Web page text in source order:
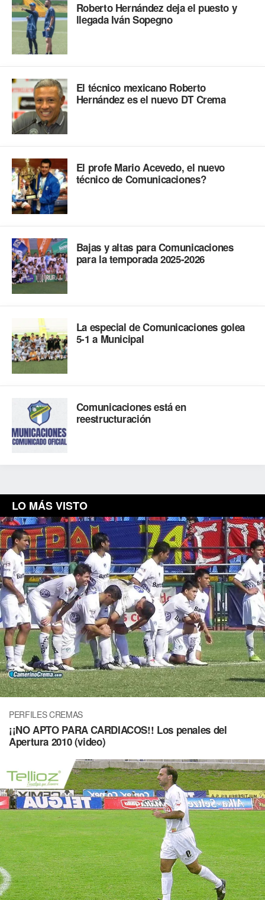
Roberto Hernández deja el puesto y
llegada Iván Sopegno
El técnico mexicano Roberto
Hernández es el nuevo DT Crema
El profe Mario Acevedo, el nuevo
técnico de Comunicaciones?
Bajas y altas para Comunicaciones
para la temporada 2025-2026
La especial de Comunicaciones golea
5-1 a Municipal
Comunicaciones está en
reestructuración
LO MÁS VISTO
PERFILES CREMAS
¡¡NO APTO PARA CARDIACOS!! Los penales del
Apertura 2010 (video)